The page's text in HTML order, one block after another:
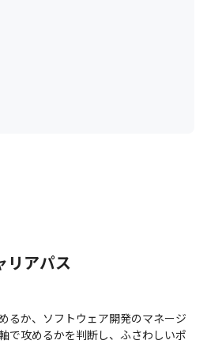
リアパス
るか、ソフトウェア開発のマネージ
で攻めるかを判断し、ふさわしいポ